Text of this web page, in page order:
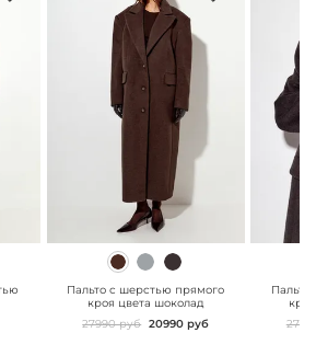
" class="js-prevent-
images">
Пальто с шерстью прямого
кроя цвета шоколад
27990 руб 20990 руб